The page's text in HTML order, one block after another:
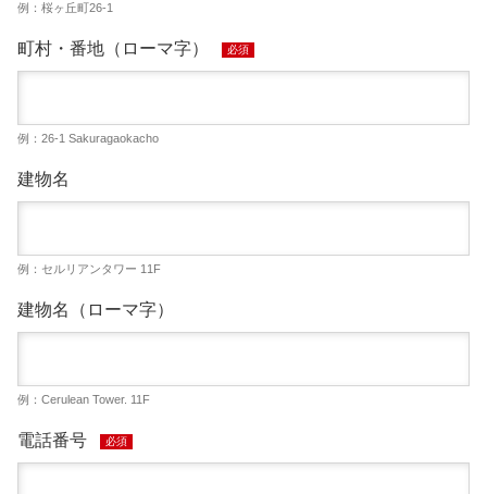
例：桜ヶ丘町26-1
町村・番地（ローマ字） 必須
例：26-1 Sakuragaokacho
建物名
例：セルリアンタワー 11F
建物名（ローマ字）
例：Cerulean Tower. 11F
電話番号 必須